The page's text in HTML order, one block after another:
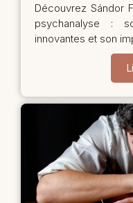
Découvrez Sándor
psychanalyse :
innovantes et son